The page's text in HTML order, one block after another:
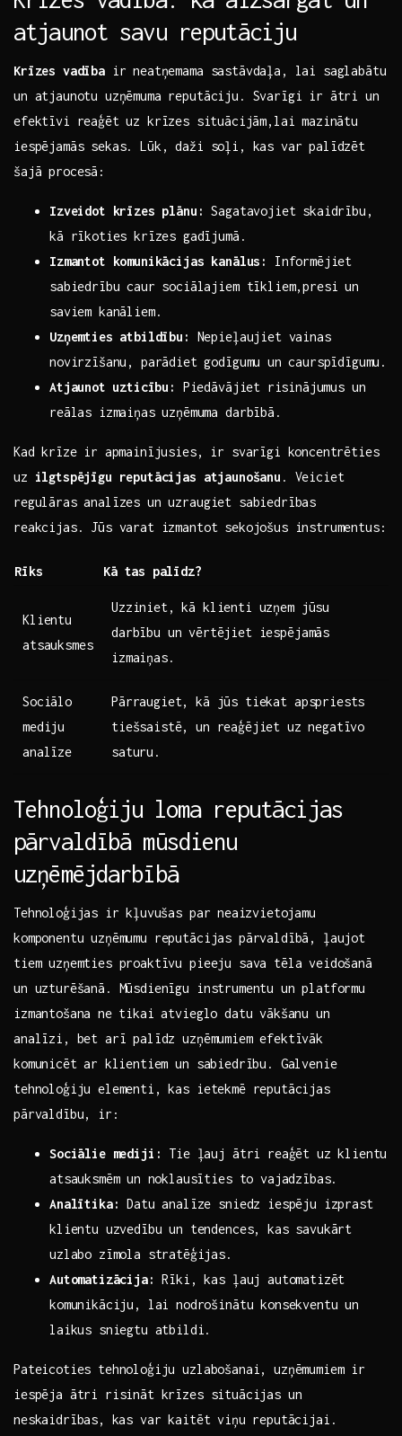
atjaunot savu‌ reputāciju
Krīzes vadībair neatņemama sastāvdaļa, lai saglabātu
un atjaunotu uzņēmuma reputāciju. Svarīgi ir ​ātri un
efektīvi reaģēt uz krīzes ⁢situācijām,lai mazinātu
iespējamās sekas. Lūk, daži soļi, kas var palīdzēt
šajā​ procesā:
Izveidot krīzes‌ plānu: Sagatavojiet skaidrību,
kā rīkoties krīzes gadījumā.
Izmantot komunikācijas kanālus:
Informējiet
sabiedrību caur sociālajiem tīkliem,presi un
saviem kanāliem.
Uzņemties atbildību:
Nepieļaujiet‍ vainas
novirzīšanu, parādiet godīgumu un⁤ caurspīdīgumu.
Atjaunot ⁢uzticību:
Piedāvājiet⁣ risinājumus un
reālas izmaiņas uzņēmuma darbībā.
Kad⁤ krīze ir apmainījusies, ir svarīgi koncentrēties‌
uz ilgtspējīgu reputācijas atjaunošanu . Veiciet
regulāras analīzes un uzraugiet ​sabiedrības
reakcijas. Jūs varat izmantot sekojošus instrumentus:
Rīks Kā tas ⁤palīdz?
Klientu
atsauksmes
Uzziniet, kā klienti uzņem jūsu
darbību un ‌vērtējiet iespējamās
izmaiņas.
Sociālo
mediju
analīze
Pārraugiet,​ kā jūs tiekat apspriests
tiešsaistē, un reaģējiet uz⁤ negatīvo
saturu.
Tehnoloģiju⁣ loma reputācijas
pārvaldībā mūsdienu‌
uzņēmējdarbībā
Tehnoloģijas ⁤ir kļuvušas par ⁢neaizvietojamu
komponentu​ uzņēmumu reputācijas​ pārvaldībā, ļaujot
tiem uzņemties proaktīvu ‌pieeju sava ​tēla veidošanā
un uzturēšanā. Mūsdienīgu instrumentu un platformu
izmantošana ne ⁤tikai atvieglo datu vākšanu un
analīzi, bet arī palīdz ‌uzņēmumiem efektīvāk
komunicēt ar⁣ klientiem un sabiedrību. Galvenie
tehnoloģiju elementi, kas ietekmē reputācijas ​
pārvaldību, ⁢ir:
Sociālie mediji:
Tie ļauj ātri reaģēt uz klientu
atsauksmēm un⁤ noklausīties ​to vajadzības.
Analītika: Datu analīze sniedz iespēju izprast
klientu uzvedību un tendences, kas savukārt
uzlabo zīmola stratēģijas.
Automatizācija: Rīki, kas‍ ļauj automatizēt
komunikāciju, lai nodrošinātu konsekventu⁢ un
laikus sniegtu atbildi.
Pateicoties tehnoloģiju uzlabošanai, ​uzņēmumiem ir ​
iespēja ātri risināt krīzes​ situācijas un
neskaidrības, ⁣kas var kaitēt viņu reputācijai.